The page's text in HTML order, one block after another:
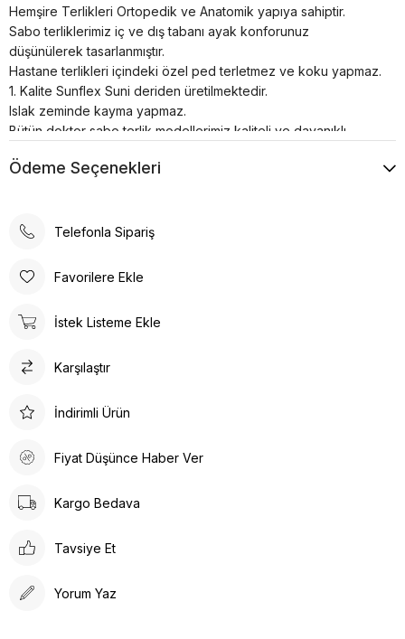
Hemşire Terlikleri Ortopedik ve Anatomik yapıya sahiptir.
Sabo terliklerimiz iç ve dış tabanı ayak konforunuz
düşünülerek tasarlanmıştır.
Hastane terlikleri içindeki özel ped terletmez ve koku yapmaz.
1. Kalite Sunflex Suni deriden üretilmektedir.
Islak zeminde kayma yapmaz.
Bütün doktor sabo terlik modellerimiz kaliteli ve dayanıklı
Tam anatomik sabo terlik temizliği nemli bir bez yardımı ile
evde, günlük yaşamın her alanında kullanılabilir.
konforlu bir deneyim sunar. Günlük kullanım için ideal olan bu
tasarlanmıştır. Gün boyu rahat adımlar atmanızı sağlar. Suni deri
sunar. İç tabanında kullanılan suni deri malzeme ayağınızın
Kalın topuklu tasarım, dengeli ve rahat bir yürüyüş deneyimi
Ödeme Seçenekleri
Telefonla Sipariş
Favorilere Ekle
İstek Listeme Ekle
Karşılaştır
İndirimli Ürün
Fiyat Düşünce Haber Ver
Kargo Bedava
Tavsiye Et
Yorum Yaz